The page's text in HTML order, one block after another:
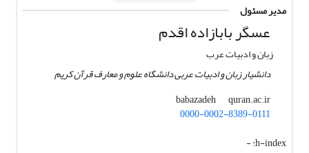
مدیر مسئول
عسگر بابازاده اقدم
زبان و ادبیات عرب
دانشیار زبان و ادبیات عربی دانشگاه علوم و معارف قرآن کریم
babazadeh
quran.ac.ir
0000-0002-8389-0111
h-index:
-